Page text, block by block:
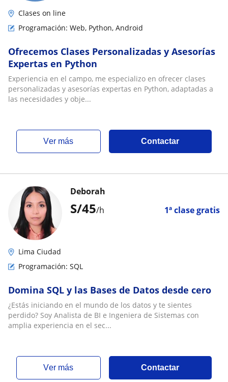
Clases on line
Programación: Web, Python, Android
Ofrecemos Clases Personalizadas y Asesorías
Expertas en Python
Experiencia en el campo, me especializo en ofrecer clases
personalizadas y asesorías expertas en Python, adaptadas a
las necesidades y obje...
ver más Contactar
S/45/h 1ª clase gratis
Deborah
Lima Ciudad
Programación: SQL
Domina SQL y las Bases de Datos desde cero
¿Estás iniciando en el mundo de los datos y te sientes
perdido? Soy Analista de BI e Ingeniera de Sistemas con
amplia experiencia en el sec...
ver más Contactar